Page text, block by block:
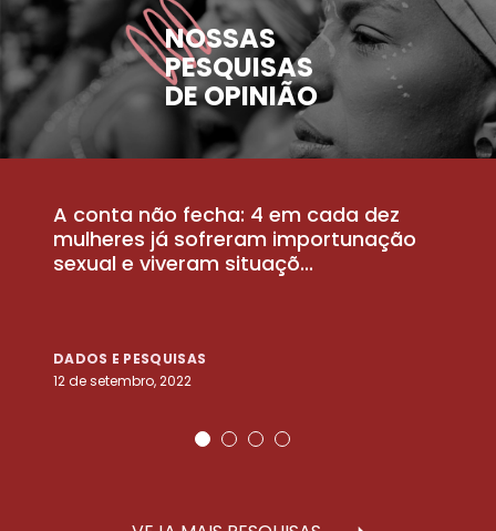
NOSSAS
PESQUISAS
DE OPINIÃO
A conta não fecha: 4 em cada dez
mulheres já sofreram importunação
sexual e viveram situaçõ...
DADOS E PESQUISAS
12 de setembro, 2022